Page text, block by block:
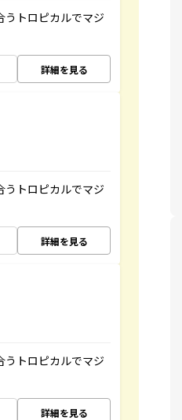
うトロピカルでマジ
詳細を見る
うトロピカルでマジ
詳細を見る
うトロピカルでマジ
詳細を見る